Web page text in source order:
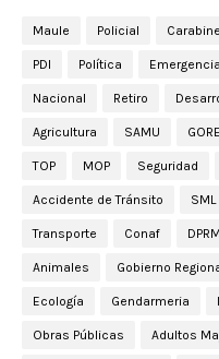
Maule Policial
PDI Política Emergencia
Nacional Retiro
Agricultura SAMU
TOP MOP Seguridad
Accidente de Tránsito SML
Transporte Conaf
Animales Gobierno
Ecología Gendarmeria
Obras Públicas Adultos